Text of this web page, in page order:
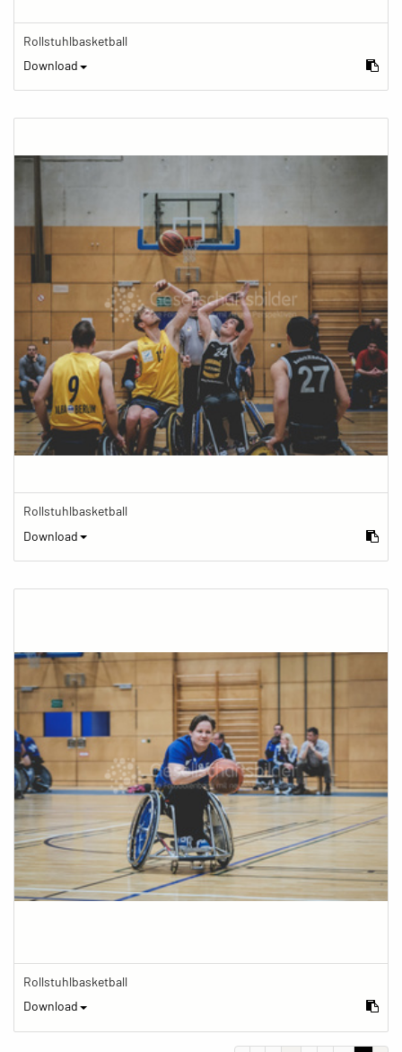
Rollstuhlbasketball
Download
Rollstuhlbasketball
Download
Rollstuhlbasketball
Download